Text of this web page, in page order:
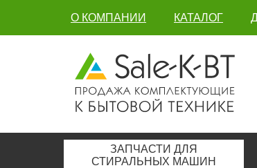
О КОМПАНИИ КАТАЛОГ
ЗАПЧАСТИ ДЛЯ
СТИРАЛЬНЫХ МАШИН